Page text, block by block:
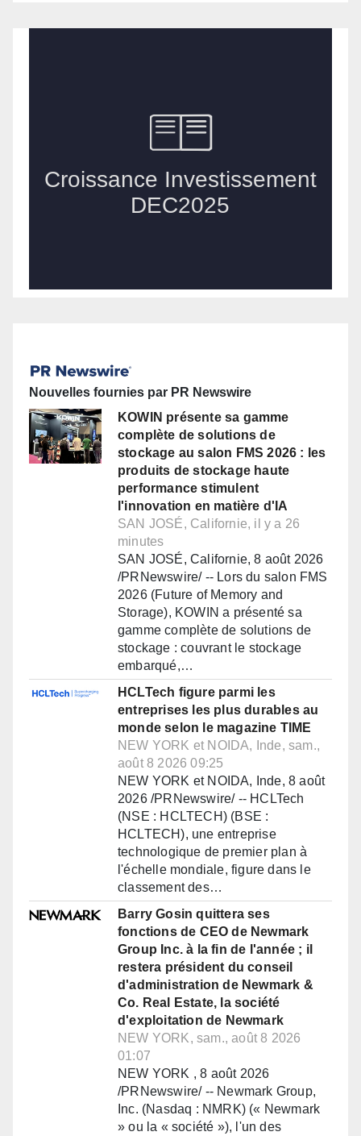
Nouvelles fournies par PR Newswire
KOWIN présente sa gamme
complète de solutions de
stockage au salon FMS 2026 : les
produits de stockage haute
performance stimulent
l'innovation en matière d'IA
SAN JOSÉ, Californie, il y a 26
minutes
SAN JOSÉ, Californie, 8 août 2026
/PRNewswire/ -- Lors du salon FMS
2026 (Future of Memory and
Storage), KOWIN a présenté sa
gamme complète de solutions de
stockage : couvrant le stockage
embarqué,…
HCLTech figure parmi les
entreprises les plus durables au
monde selon le magazine TIME
NEW YORK et NOIDA, Inde, sam.,
août 8 2026 09:25
NEW YORK et NOIDA, Inde, 8 août
2026 /PRNewswire/ -- HCLTech
(NSE : HCLTECH) (BSE :
HCLTECH), une entreprise
technologique de premier plan à
l'échelle mondiale, figure dans le
classement des…
Barry Gosin quittera ses
fonctions de CEO de Newmark
Group Inc. à la fin de l'année ; il
restera président du conseil
d'administration de Newmark &
Co. Real Estate, la société
d'exploitation de Newmark
NEW YORK, sam., août 8 2026
01:07
NEW YORK , 8 août 2026
/PRNewswire/ -- Newmark Group,
Inc. (Nasdaq : NMRK) (« Newmark
» ou la « société »), l'un des